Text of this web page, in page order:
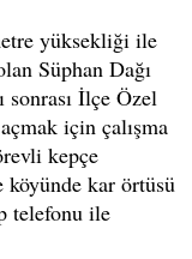
yüksekliği ile
Süphan Dağı
sonrası İlçe Özel
için çalışma
kepçe
köyünde kar örtüsü
telefonu ile